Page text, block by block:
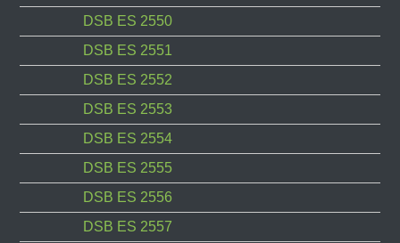
DSB ES 2550
DSB ES 2551
DSB ES 2552
DSB ES 2553
DSB ES 2554
DSB ES 2555
DSB ES 2556
DSB ES 2557